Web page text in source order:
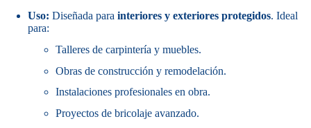
Uso: Diseñada para interiores y exteriores protegidos. Ideal
para:
Talleres de carpintería y muebles.
Obras de construcción y remodelación.
Instalaciones profesionales en obra.
Proyectos de bricolaje avanzado.